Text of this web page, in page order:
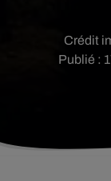
Publié :
Crédit